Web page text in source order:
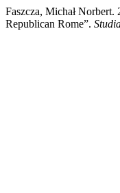
Faszcza, Michał
Republican Rome”.